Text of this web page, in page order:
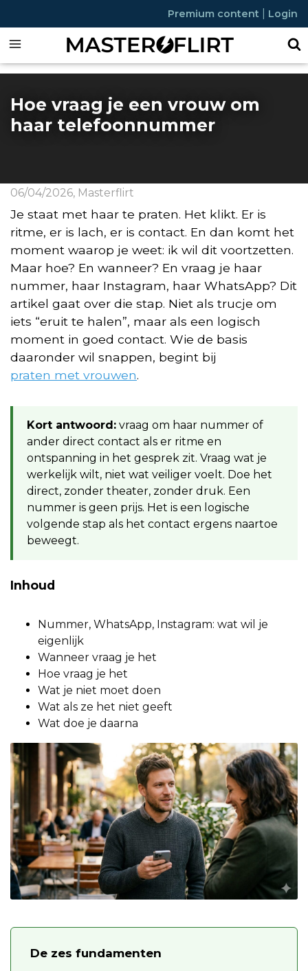
Premium content Login
Hoe vraag je een vrouw om
haar telefoonnummer
06/04/2026, Masterflirt
Je staat met haar te praten. Het klikt. Er is
ritme, er is lach, er is contact. En dan komt het
moment waarop je weet: ik wil dit voortzetten.
Maar hoe? En wanneer? En vraag je haar
nummer, haar Instagram, haar WhatsApp? Dit
artikel gaat over die stap. Niet als trucje om
iets “eruit te halen”, maar als een logisch
moment in goed contact. Wie de basis
daaronder wil snappen, begint bij
praten met vrouwen.
Kort antwoord: vraag om haar nummer of
ander direct contact als er ritme en
ontspanning in het gesprek zit. Vraag wat je
werkelijk wilt, niet wat veiliger voelt. Doe het
direct, zonder theater, zonder druk. Een
nummer is geen prijs. Het is een logische
volgende stap als het contact ergens naartoe
beweegt.
Inhoud
Nummer, WhatsApp, Instagram: wat wil je
eigenlijk
Wanneer vraag je het
Hoe vraag je het
Wat je niet moet doen
Wat als ze het niet geeft
Wat doe je daarna
De zes fundamenten